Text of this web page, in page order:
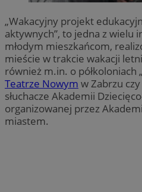
„Wakacyjny projekt
aktywnych”, to jedna z wielu
młodym mieszkańcom,
mieście w trakcie wakacji
również m.in. o półkoloniach
Teatrze Nowym w Zabrzu
słuchacze Akademii
organizowanej przez
miastem.